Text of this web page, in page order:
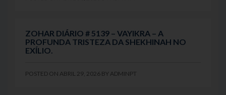
ZOHAR DIÁRIO # 5139 – VAYIKRA – A
PROFUNDA TRISTEZA DA SHEKHINAH NO
EXÍLIO.
POSTED ON ABRIL 29, 2026 BY ADMINPT